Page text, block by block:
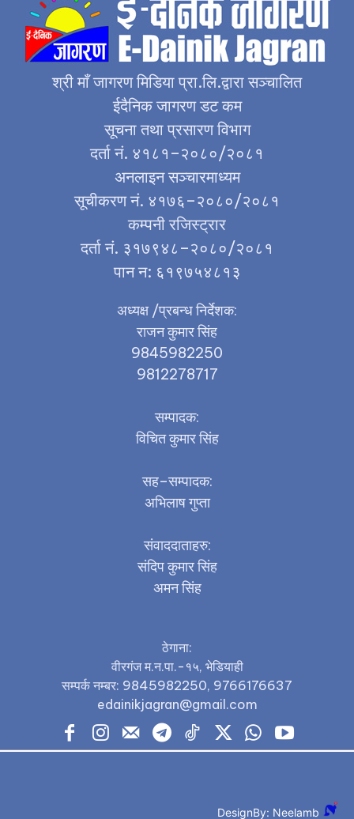
श्री माँ जागरण मिडिया प्रा.लि.द्वारा सञ्चालित
ईदैनिक जागरण डट कम
सूचना तथा प्रसारण विभाग
दर्ता नं. ४१८१–२०८०/२०८१
अनलाइन सञ्चारमाध्यम
सूचीकरण नं. ४१७६–२०८०/२०८१
कम्पनी रजिस्ट्रार
दर्ता नं. ३१७९४८–२०८०/२०८१
पान न: ६१९७५४८१३
अध्यक्ष /प्रबन्ध निर्देशक:
राजन कुमार सिंह
9845982250
9812278717
सम्पादक:
विचित कुमार सिंह
सह–सम्पादक:
अभिलाष गुप्ता
संवाददाताहरु:
संदिप कुमार सिंह
अमन सिंह
ठेगाना:
वीरगंज म.न.पा.-१५, भेडियाही
सम्पर्क नम्बर: 9845982250, 9766176637
edainikjagran@gmail.com
DesignBy: Neelamb